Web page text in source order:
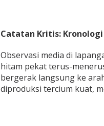
Catatan Kritis:
Observasi media di
hitam pekat terus-
bergerak langsung ke
diproduksi tercium kuat,